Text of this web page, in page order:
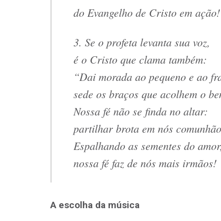
do Evangelho de Cristo em ação!
3. Se o profeta levanta sua voz,
é o Cristo que clama também:
“Dai morada ao pequeno e ao
sede os braços que acolhem o
Nossa fé não se finda no altar:
partilhar brota em nós
Espalhando as sementes do amor,
nossa fé faz de nós mais irmãos!
A escolha da música